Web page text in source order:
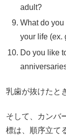
adult?
What do
your life (ex.
Do you like
乳歯が抜けたと
そして、カンバ
標は、順序立て